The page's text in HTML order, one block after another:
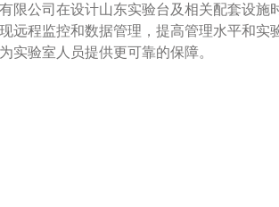
限公司在设计山东实验台及相关配套设施
程监控和数据管理，提高管理水平和实
实验室人员提供更可靠的保障。